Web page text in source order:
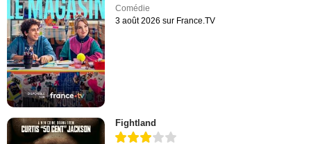
Comédie
3 août 2026 sur France.TV
Fightland